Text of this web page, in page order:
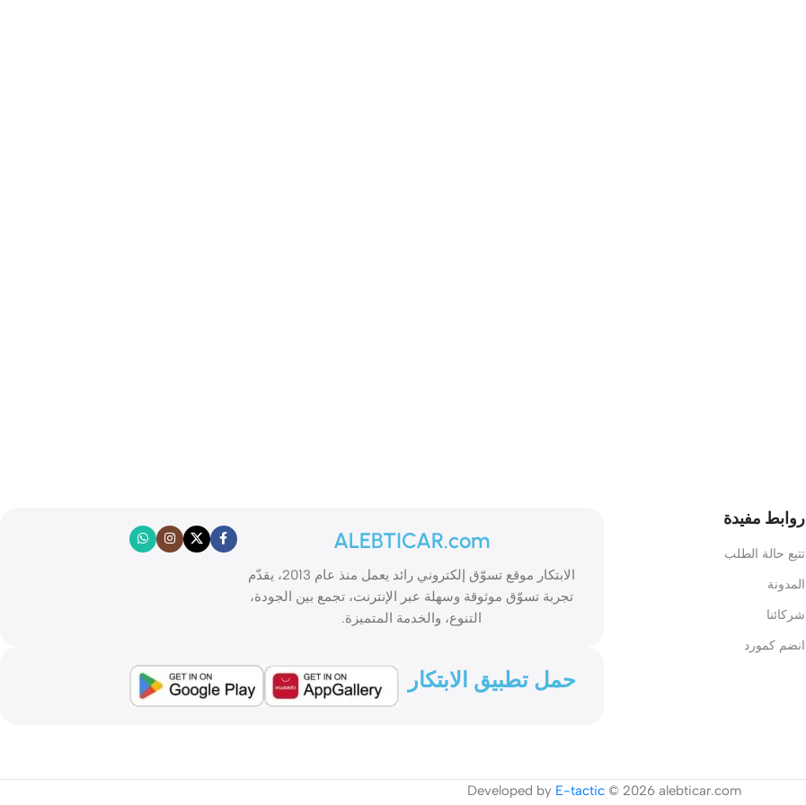
روابط مفيدة
تتبع حالة الطلب
المدونة
شركائنا
انضم كمورد
ALEBTICAR.com
الابتكار موقع تسوّق إلكتروني رائد يعمل منذ عام 2013، يقدّم
تجربة تسوّق موثوقة وسهلة عبر الإنترنت، تجمع بين الجودة،
التنوع، والخدمة المتميزة.
حمل تطبيق الابتكار
Developed by E-tactic© 2026 alebticar.com